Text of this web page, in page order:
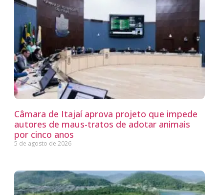
Câmara de Itajaí aprova projeto que impede
autores de maus-tratos de adotar animais
por cinco anos
5 de agosto de 2026